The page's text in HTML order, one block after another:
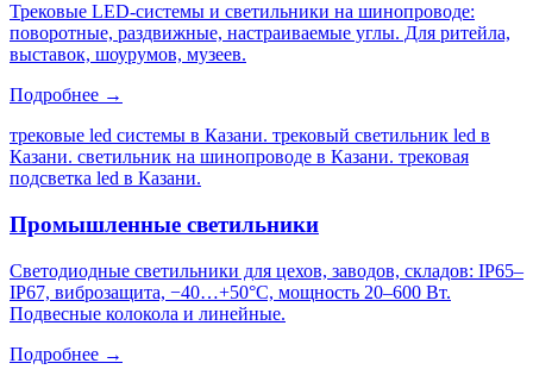
Трековые LED-системы и светильники на шинопроводе:
поворотные, раздвижные, настраиваемые углы. Для ритейла,
выставок, шоурумов, музеев.
Подробнее →
трековые led системы в Казани. трековый светильник led в
Казани. светильник на шинопроводе в Казани. трековая
подсветка led в Казани.
Промышленные светильники
Светодиодные светильники для цехов, заводов, складов: IP65–
IP67, виброзащита, −40…+50°C, мощность 20–600 Вт.
Подвесные колокола и линейные.
Подробнее →